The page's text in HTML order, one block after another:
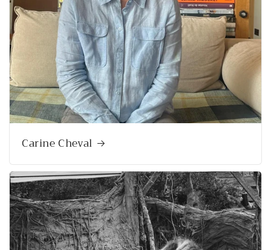
Carine Cheval